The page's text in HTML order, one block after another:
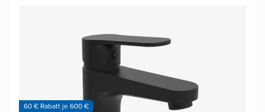
60 € Rabatt je 600 €